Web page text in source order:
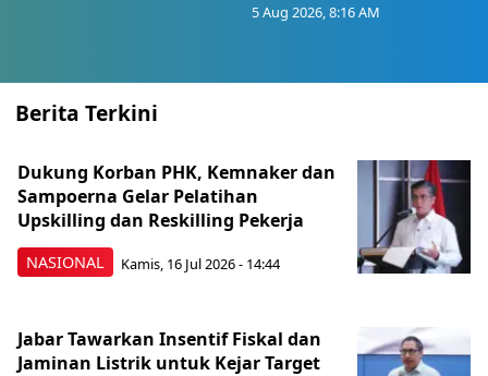
5 Aug 2026, 8:16 AM
Berita Terkini
NASIONAL
Dukung Korban PHK, Kemnaker dan
Sampoerna Gelar Pelatihan
Upskilling dan Reskilling Pekerja
Kamis, 16 Jul 2026 - 14:44
Jabar Tawarkan Insentif Fiskal dan
Jaminan Listrik untuk Kejar Target